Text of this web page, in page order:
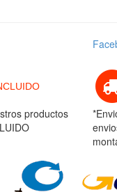
productos